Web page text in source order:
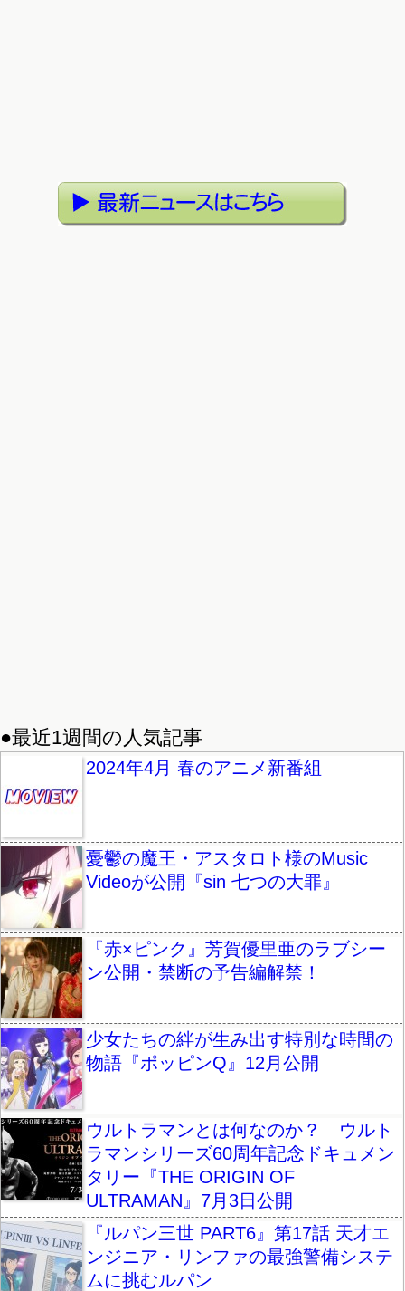
●最近1週間の人気記事
2024年4月 春のアニメ新番組
憂鬱の魔王・アスタロト様のMusic
Videoが公開『sin 七つの大罪』
『赤×ピンク』芳賀優里亜のラブシー
ン公開・禁断の予告編解禁！
少女たちの絆が生み出す特別な時間の
物語『ポッピンQ』12月公開
ウルトラマンとは何なのか？ ウルト
ラマンシリーズ60周年記念ドキュメン
タリー『THE ORIGIN OF
ULTRAMAN』7月3日公開
『ルパン三世 PART6』第17話 天才エ
ンジニア・リンファの最強警備システ
ムに挑むルパン